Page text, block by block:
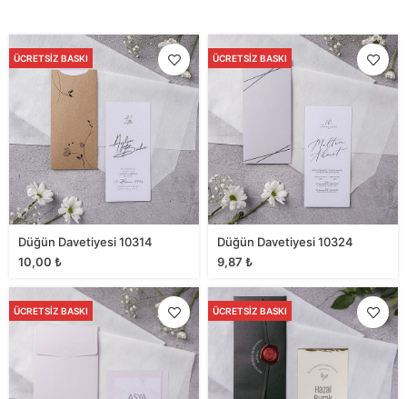
ÜCRETSIZ BASKI
Düğün Davetiyesi 10314
10,00 ₺
ÜCRETSIZ BASKI
Düğün Davetiyesi 10324
9,87 ₺
ÜCRETSIZ BASKI ÜCRETSIZ BASKI